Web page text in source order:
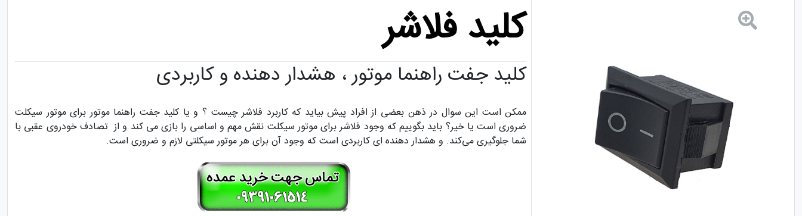
کلید فلاشر
کلید جفت راهنما موتور ، هشدار دهنده و کاربردی
ممکن است این سوال در ذهن بعضی از افراد پیش بیاید که کاربرد فلاشر چیست ؟ و یا کلید جفت راهنما موتور برای موتور سیکلت
ضروری است یا خیر؟ باید بگوییم که وجود فلاشر برای موتور سیکلت نقش مهم و اساسی را بازی می کند و از تصادف خودروی عقبی با
شما جلوگیری می‌کند. و هشدار دهنده ای کاربردی است که وجود آن برای هر موتور سیکلتی لازم و ضروری است.